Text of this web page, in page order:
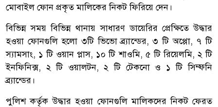
মোবাইল ফোন প্রকৃত মালিকের নিকট ফিরিয়ে দেন।
বিভিন্ন সময় বিভিন্ন থানায় সাধারণ ডায়েরির প্রেক্ষিতে উদ্ধার
হওয়া ফোনগুলি হলো ৩টি ভিভো ব্র্যান্ডের, ৩ টি অপ্পো, ৭ টি
স্যামসাং, ১ টি ওয়ান প্লাস, ১০ টি শাওমি, ৫ টি রিয়েলমি, ২ টি
ইনফিনিক্স, ২ টি ওয়ালটন, ২ টি টেকনো ও ১ টি সিম্ফনি
ব্র্যান্ডের।
পুলিশ কর্তৃক উদ্ধার হওয়া ফোনগুলি মালিকদের নিকট ফেরত